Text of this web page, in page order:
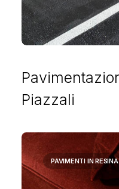
Piazzali
PAVIMENTI IN RESINA